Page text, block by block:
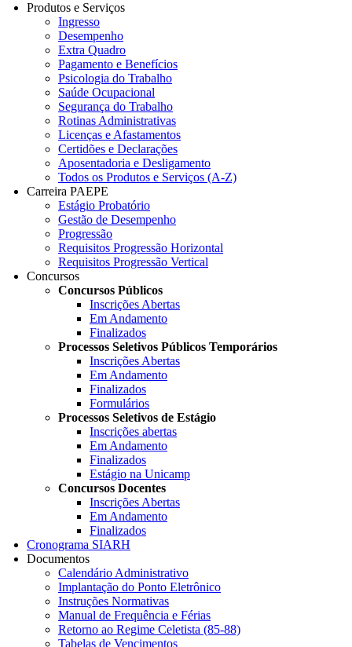
Produtos e Serviços
Ingresso
Desempenho
Extra Quadro
Pagamento e Benefícios
Psicologia do Trabalho
Saúde Ocupacional
Segurança do Trabalho
Rotinas Administrativas
Licenças e Afastamentos
Certidões e Declarações
Aposentadoria e Desligamento
Todos os Produtos e Serviços (A-Z)
Carreira PAEPE
Estágio Probatório
Gestão de Desempenho
Progressão
Requisitos Progressão Horizontal
Requisitos Progressão Vertical
Concursos
Concursos Públicos
Inscrições Abertas
Em Andamento
Finalizados
Processos Seletivos Públicos Temporários
Inscrições Abertas
Em Andamento
Finalizados
Formulários
Processos Seletivos de Estágio
Inscrições abertas
Em Andamento
Finalizados
Estágio na Unicamp
Concursos Docentes
Inscrições Abertas
Em Andamento
Finalizados
Cronograma SIARH
Documentos
Calendário Administrativo
Implantação do Ponto Eletrônico
Instruções Normativas
Manual de Frequência e Férias
Retorno ao Regime Celetista (85-88)
Tabelas de Vencimentos